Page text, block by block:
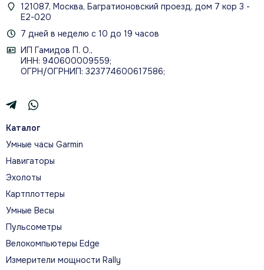
121087, Москва, Багратионовский проезд, дом 7 кор 3 -
Е2-020
7 дней в неделю с 10 до 19 часов
ИП Гамидов П. О.,
ИНН: 940600009559;
ОГРН/ОГРНИП: 323774600617586;
Каталог
Умные часы Garmin
Навигаторы
Эхолоты
Картплоттеры
Умные Весы
Пульсометры
Велокомпьютеры Edge
Измерители мощности Rally